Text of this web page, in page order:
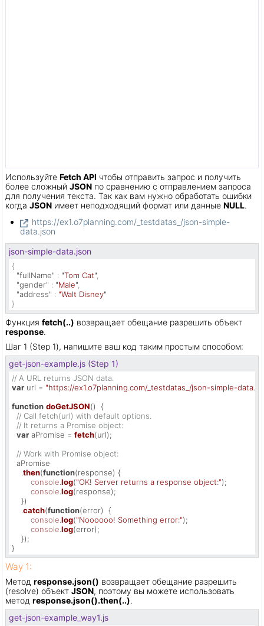
Используйте Fetch API чтобы отправить запрос и получить
более сложный JSON по сравнению с отправлением запроса
для получения текста. Так как вам нужно обработать ошибки
когда JSON имеет неподходящий формат или данные NULL.
https://ex1.o7planning.com/_testdatas_/json-simple-
data.json
json-simple-data.json
{
"fullName" : "Tom Cat"
"gender" : "Male"
"address" : "Walt Disney"
}
Функция fetch(..) возвращает обещание разрешить объект
response.
Шаг 1 (Step 1), напишите ваш код таким простым способом:
get-json-example.js (Step 1)
// A URL returns JSON data.
var url = "https://ex1.o7planning.com/_testdatas_/json-simple-
function doGetJSON()  {
// Call fetch(url) with default options.
// It returns a Promise object:
var aPromise = fetch(url);
// Work with Promise object:
  aPromise
then(function(response) {
console log("OK! Server returns a response object:");
console log(response);
    })
catch(function(error)  {
console log("Noooooo! Something error:");
console log(error);
    });
}
Way 1:
Метод response.json() возвращает обещание разрешить
(resolve) объект JSON, поэтому вы можете использовать
метод response.json().then(..).
get-json-example_way1.js